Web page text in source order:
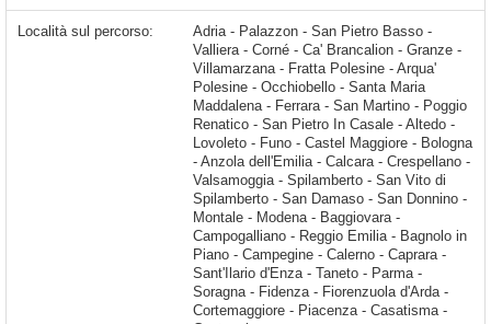
Località sul percorso: Adria - Palazzon - San Pietro Basso - Valliera - Corné - Ca' Brancalion - Granze - Villamarzana - Fratta Polesine - Arqua' Polesine - Occhiobello - Santa Maria Maddalena - Ferrara - San Martino - Poggio Renatico - San Pietro In Casale - Altedo - Lovoleto - Funo - Castel Maggiore - Bologna - Anzola dell'Emilia - Calcara - Crespellano - Valsamoggia - Spilamberto - San Vito di Spilamberto - San Damaso - San Donnino - Montale - Modena - Baggiovara - Campogalliano - Reggio Emilia - Bagnolo in Piano - Campegine - Calerno